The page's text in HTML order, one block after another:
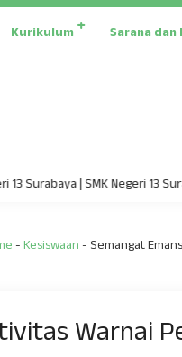
Kurikulum Sarana dan
| SMK Negeri 13
-Kesiswaan-Semangat
Warnai